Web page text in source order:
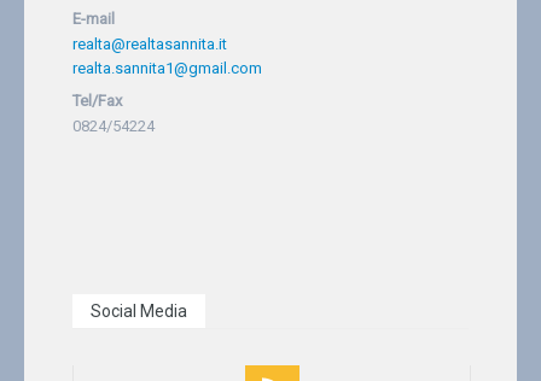
E-mail
realta@realtasannita.it
realta.sannita1@gmail.com
Tel/Fax
0824/54224
Social Media